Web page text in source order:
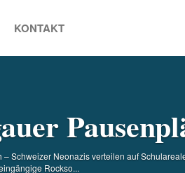
KONTAKT
Schweizer Neonazis verteilen auf
Rockso...